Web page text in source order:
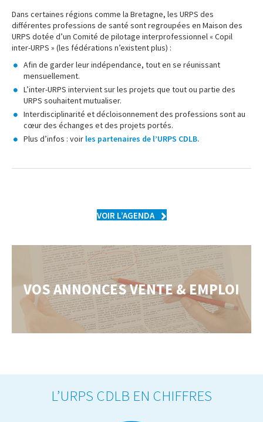
Dans certaines régions comme la Bretagne, les URPS des
différentes professions de santé sont regroupées en Maison des
URPS dotée d’un Comité de pilotage interprofessionnel « Copil
inter-URPS » (les fédérations n’existent plus) :
Afin de garder leur indépendance, tout en se réunissant
mensuellement.
L’inter-URPS intervient sur les projets que tout ou partie des
URPS souhaitent mutualiser.
Interdisciplinarité et décloisonnement des professions sont au
cœur des échanges et des projets portés.
Plus d’infos : voir les partenaires de l’URPS CDLB.
VOIR L’AGENDA
VOS ANNONCES VENTE & EMPLOI
L’URPS CDLB EN CHIFFRES